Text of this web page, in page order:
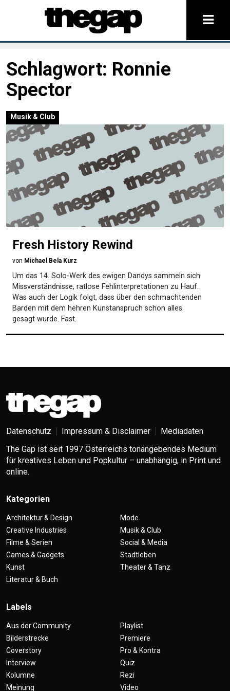
Schlagwort: Ronnie
Spector
Musik & Club
Fresh History Rewind
von Michael Bela Kurz
Um das 14. Solo-Werk des ewigen Dandys sammeln sich
Missverständnisse, ratlose Fehlinterpretationen zu Hauf.
Was auch der Logik folgt, dass über den schmachtenden
Barden mit dem hehren Kunstanspruch schon alles
gesagt wurde. Fast.
Datenschutz Impressum & Disclaimer
Mediadaten
The Gap ist seit 1997 Österreichs tonangebendes Medium
für kreatives Leben und Popkultur – unabhängig, in Print und
online.
Kategorien
Architektur & Design
Creative Industries
Filme & Serien
Games & Gadgets
Kunst
Literatur & Buch
Mode
Musik & Club
Social & Media
Stadtleben
Theater & Tanz
Labels
Aus der Community
Bilderstrecke
Coverstory
Interview
Kolumne
Meinung
Playlist
Premiere
Pro & Kontra
Quiz
Rezi
Video